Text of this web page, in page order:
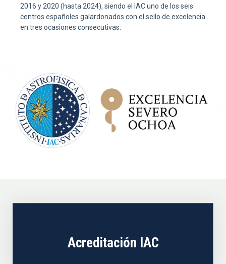
2016 y 2020 (hasta 2024), siendo el IAC uno de los seis
centros españoles galardonados con el sello de excelencia
en tres ocasiones consecutivas.
Acreditación IAC